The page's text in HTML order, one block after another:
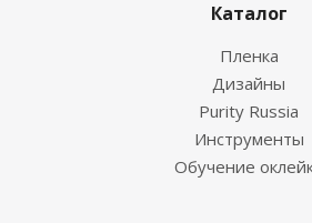
Каталог
Пленка
Дизайны
Purity Russia
Инструменты
Обучение